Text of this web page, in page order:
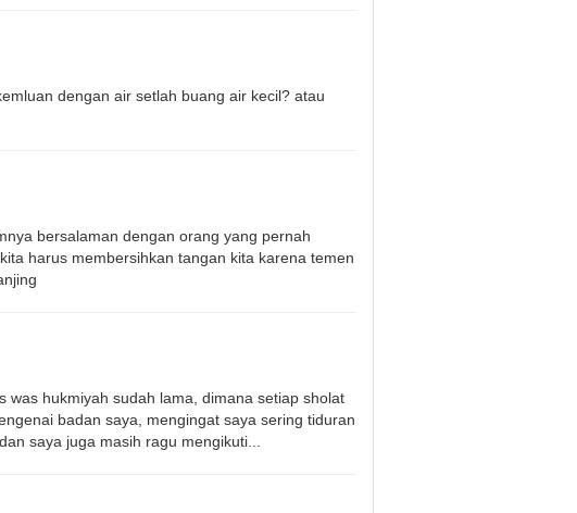
dengan air setlah buang air kecil? atau
bersalaman dengan orang yang pernah
harus membersihkan tangan kita karena temen
was hukmiyah sudah lama, dimana setiap sholat
badan saya, mengingat saya sering tiduran
saya juga masih ragu mengikuti...